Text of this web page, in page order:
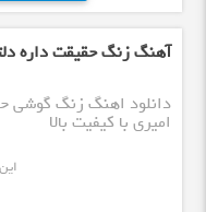
آهنگ زنگ حقیقت داره
دانلود اهنگ زنگ گوشی
امیری با کیفیت بالا